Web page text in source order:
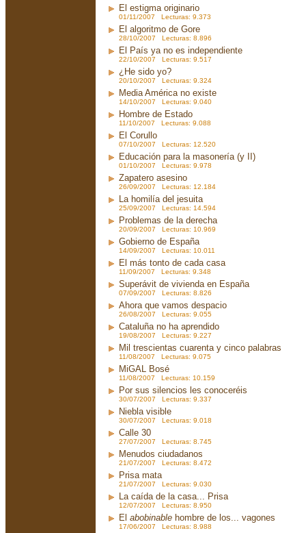
El estigma originario
01/11/2007 Lecturas: 9.373
El algoritmo de Gore
28/10/2007 Lecturas: 8.896
El País ya no es independiente
22/10/2007 Lecturas: 9.517
¿He sido yo?
20/10/2007 Lecturas: 9.324
Media América no existe
14/10/2007 Lecturas: 9.040
Hombre de Estado
11/10/2007 Lecturas: 9.088
El Corullo
07/10/2007 Lecturas: 12.520
Educación para la masonería (y II)
01/10/2007 Lecturas: 9.978
Zapatero asesino
26/09/2007 Lecturas: 12.184
La homilía del jesuita
25/09/2007 Lecturas: 14.594
Problemas de la derecha
20/09/2007 Lecturas: 10.969
Gobierno de España
14/09/2007 Lecturas: 10.011
El más tonto de cada casa
11/09/2007 Lecturas: 9.348
Superávit de vivienda en España
07/09/2007 Lecturas: 8.826
Ahora que vamos despacio
26/08/2007 Lecturas: 9.055
Cataluña no ha aprendido
19/08/2007 Lecturas: 9.227
Mil trescientas cuarenta y cinco palabras
11/08/2007 Lecturas: 9.075
MiGAL Bosé
11/08/2007 Lecturas: 10.159
Por sus silencios les conoceréis
30/07/2007 Lecturas: 9.337
Niebla visible
30/07/2007 Lecturas: 9.018
Calle 30
27/07/2007 Lecturas: 8.745
Menudos ciudadanos
21/07/2007 Lecturas: 8.472
Prisa mata
21/07/2007 Lecturas: 9.030
La caída de la casa... Prisa
12/07/2007 Lecturas: 8.950
El abobinable hombre de los... vagones
17/06/2007 Lecturas: 8.988